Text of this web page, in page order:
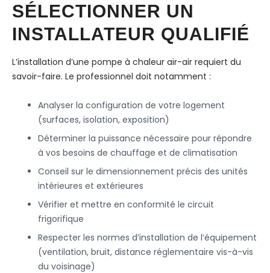
SÉLECTIONNER UN
INSTALLATEUR QUALIFIÉ
L’installation d’une pompe à chaleur air-air requiert du
savoir-faire. Le professionnel doit notamment :
Analyser la configuration de votre logement
(surfaces, isolation, exposition)
Déterminer la puissance nécessaire pour répondre
à vos besoins de chauffage et de climatisation
Conseil sur le dimensionnement précis des unités
intérieures et extérieures
Vérifier et mettre en conformité le circuit
frigorifique
Respecter les normes d’installation de l’équipement
(ventilation, bruit, distance réglementaire vis-à-vis
du voisinage)